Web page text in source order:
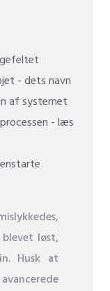
- dets navn
af ​​systemet
- læs
løst,
Husk at